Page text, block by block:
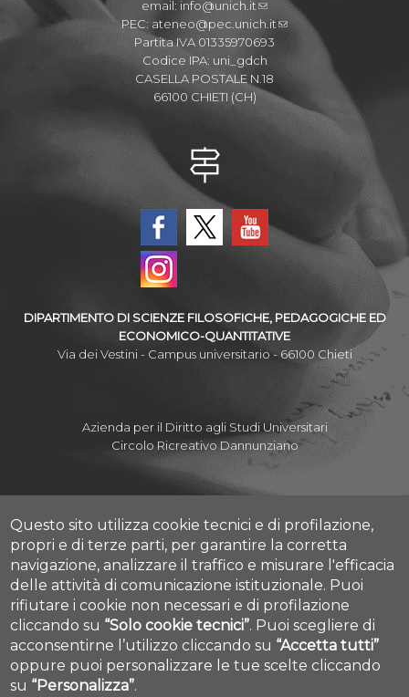
email: info@unich.it
PEC: ateneo@pec.unich.it
Partita IVA 01335970693
Codice IPA: uni_gdch
CASELLA POSTALE N.18
66100 CHIETI (CH)
DIPARTIMENTO DI SCIENZE FILOSOFICHE, PEDAGOGICHE ED
ECONOMICO-QUANTITATIVE
Via dei Vestini - Campus universitario - 66100 Chieti
Azienda per il Diritto agli Studi Universitari
Circolo Ricreativo Dannunziano
Albo Pretorio Online
Amministrazione Trasparente
Mettiamoci la Faccia
Fatturazione elettronica
Contatti
Mappa Campus Chieti
Mappa Campus Pescara
Cookie settings
Questo sito utilizza cookie tecnici e di profilazione,
propri e di terze parti, per garantire la corretta
navigazione, analizzare il traffico e misurare l'efficacia
delle attività di comunicazione istituzionale. Puoi
rifiutare i cookie non necessari e di profilazione
cliccando su “Solo cookie tecnici”. Puoi scegliere di
acconsentirne l’utilizzo cliccando su “Accetta tutti”
oppure puoi personalizzare le tue scelte cliccando
su “Personalizza”.